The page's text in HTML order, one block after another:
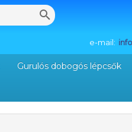
e-mail:
Gurulós dobogós lépcsők